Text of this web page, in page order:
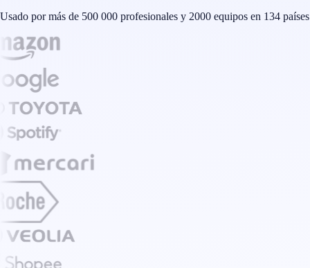
Usado por más de 500 000 profesionales y 2000 equipos en 134 países